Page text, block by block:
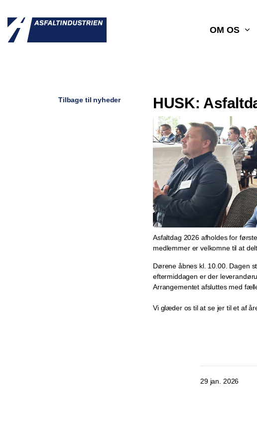
OM OS
Tilbage til nyheder HUSK:
Asfaltdag 2026 afholdes for
medlemmer er velkomne til at
Dørene åbnes kl. 10.00. Dagen
eftermiddagen er der
Arrangementet afsluttes med
Vi glæder os til at se jer til et af
29 jan. 2026